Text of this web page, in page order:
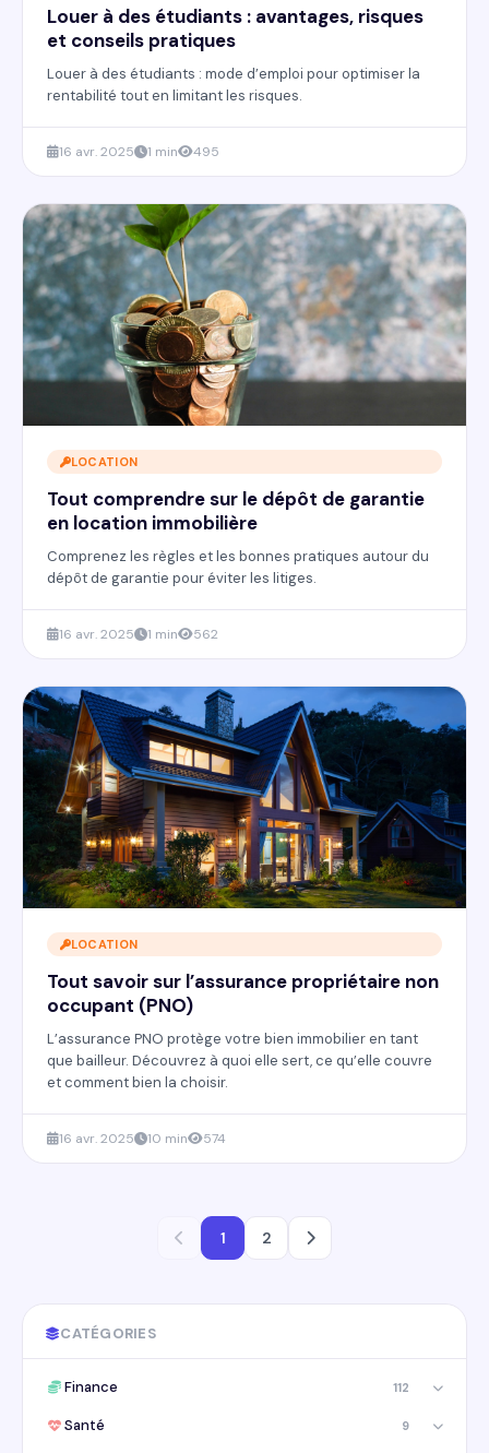
Louer à des étudiants : avantages, risques
et conseils pratiques
Louer à des étudiants : mode d’emploi pour optimiser la
rentabilité tout en limitant les risques.
16 avr. 2025 1 min 495
LOCATION
Tout comprendre sur le dépôt de garantie
en location immobilière
Comprenez les règles et les bonnes pratiques autour du
dépôt de garantie pour éviter les litiges.
16 avr. 2025 1 min 562
LOCATION
Tout savoir sur l’assurance propriétaire non
occupant (PNO)
L’assurance PNO protège votre bien immobilier en tant
que bailleur. Découvrez à quoi elle sert, ce qu’elle couvre
et comment bien la choisir.
16 avr. 2025 10 min 574
1 2
CATÉGORIES
Finance 112
Santé 9